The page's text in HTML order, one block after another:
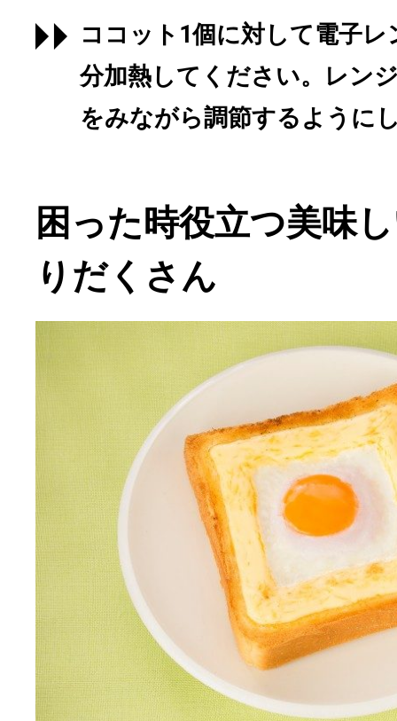
ココット1個に対して電子レ
分加熱してください。レン
をみながら調節するように
困った時役立つ美味
りだくさん